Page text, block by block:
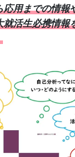
用までの情報
活生必携情報